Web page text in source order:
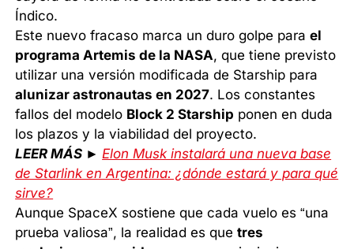
Índico.
Este nuevo fracaso marca un duro golpe parael
programa Artemis de la NASA, que tiene previsto
utilizar una versión modificada de Starship para
alunizar astronautas en 2027. Los constantes
fallos del modelo Block 2 Starship ponen en duda
los plazos y la viabilidad del proyecto.
LEER MÁS ►Elon Musk instalará una nueva base
de Starlink en Argentina: ¿dónde estará y para qué
sirve?
Aunque SpaceX sostiene que cada vuelo es “una
prueba valiosa”, la realidad es quetres